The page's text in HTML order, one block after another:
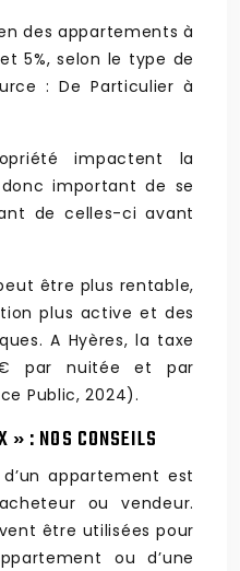
des appartements à
5%, selon le type de
: De Particulier à
impactent la
important de se
de celles-ci avant
être plus rentable,
plus active et des
A Hyères, la taxe
par nuitée et par
Public, 2024).
» : NOS CONSEILS
appartement est
ou vendeur.
être utilisées pour
ou d’une